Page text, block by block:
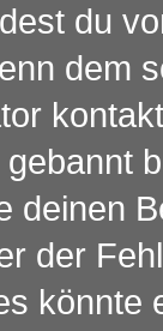
du
dem
deinen
der
könnte